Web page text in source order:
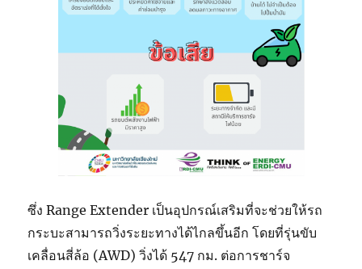
ซึ่ง Range Extender เป็นอุปกรณ์เสริมที่จะช่วยให้รถ
กระบะสามารถวิ่งระยะทางได้ไกลขึ้นอีก โดยที่รุ่นขับ
เคลื่อนสี่ล้อ (AWD) วิ่งได้ 547 กม. ต่อการชาร์จ